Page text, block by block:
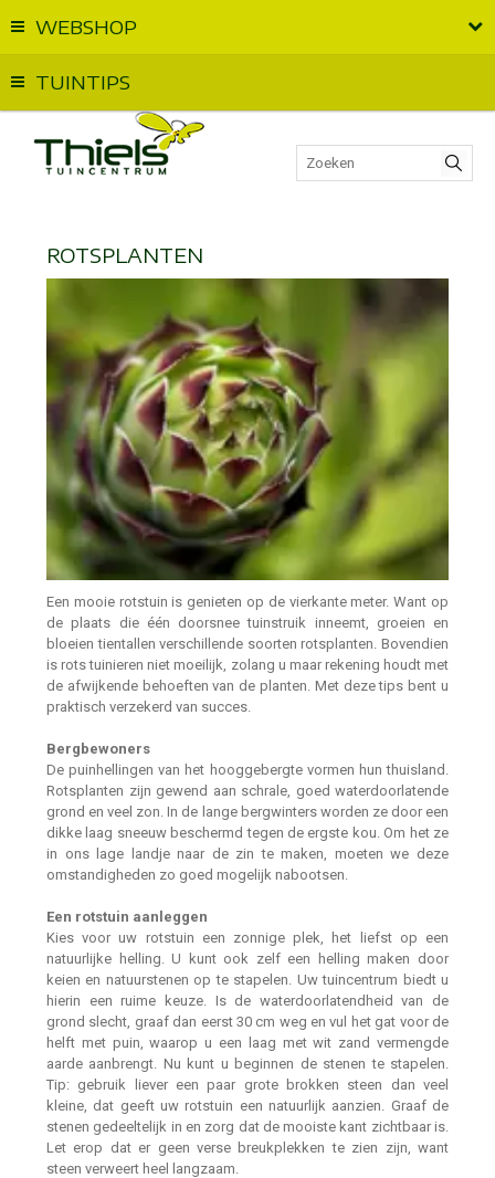
WEBSHOP
TUINTIPS
ROTSPLANTEN
Een mooie rotstuin is genieten op de vierkante meter. Want op
de plaats die één doorsnee tuinstruik inneemt, groeien en
bloeien tientallen verschillende soorten rotsplanten. Bovendien
is rots tuinieren niet moeilijk, zolang u maar rekening houdt met
de afwijkende behoeften van de planten. Met deze tips bent u
praktisch verzekerd van succes.
Bergbewoners
De puinhellingen van het hooggebergte vormen hun thuisland.
Rotsplanten zijn gewend aan schrale, goed waterdoorlatende
grond en veel zon. In de lange bergwinters worden ze door een
dikke laag sneeuw beschermd tegen de ergste kou. Om het ze
in ons lage landje naar de zin te maken, moeten we deze
omstandigheden zo goed mogelijk nabootsen.
Een rotstuin aanleggen
Kies voor uw rotstuin een zonnige plek, het liefst op een
natuurlijke helling. U kunt ook zelf een helling maken door
keien en natuurstenen op te stapelen. Uw tuincentrum biedt u
hierin een ruime keuze. Is de waterdoorlatendheid van de
grond slecht, graaf dan eerst 30 cm weg en vul het gat voor de
helft met puin, waarop u een laag met wit zand vermengde
aarde aanbrengt. Nu kunt u beginnen de stenen te stapelen.
Tip: gebruik liever een paar grote brokken steen dan veel
kleine, dat geeft uw rotstuin een natuurlijk aanzien. Graaf de
stenen gedeeltelijk in en zorg dat de mooiste kant zichtbaar is.
Let erop dat er geen verse breukplekken te zien zijn, want
steen verweert heel langzaam.